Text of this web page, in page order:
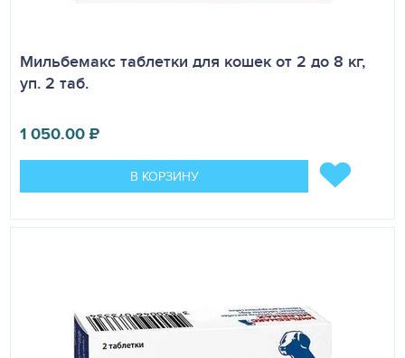
Мильбемакс таблетки для кошек от 2 до 8 кг,
уп. 2 таб.
1 050.00₽
В КОРЗИНУ